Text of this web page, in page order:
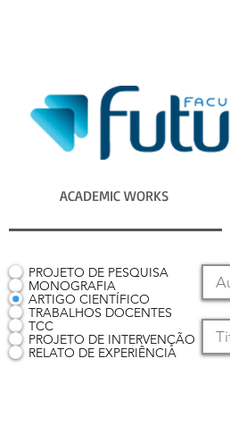
PROJETO DE PESQUISA
MONOGRAFIA
ARTIGO CIENTÍFICO
TRABALHOS DOCENTES
TCC
PROJETO DE INTERVENÇÃO
RELATO DE EXPERIÊNCIA
ACADEMIC WORKS